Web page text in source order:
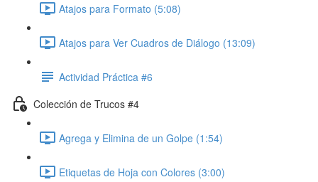
Atajos para Formato (5:08)
Atajos para Ver Cuadros de Diálogo (13:09)
Actividad Práctica #6
Colección de Trucos #4
Agrega y Elimina de un Golpe (1:54)
Etiquetas de Hoja con Colores (3:00)